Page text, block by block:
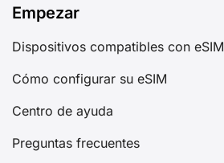
Empezar
Dispositivos compatibles con eSIM
Cómo configurar su eSIM
Centro de ayuda
Preguntas frecuentes